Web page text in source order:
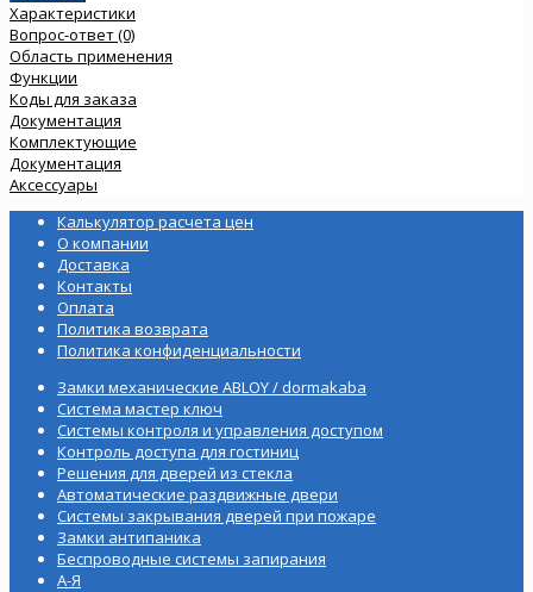
Характеристики
Вопрос-ответ (0)
Область применения
Функции
Коды для заказа
Документация
Комплектующие
Документация
Аксессуары
Калькулятор расчета цен
О компании
Доставка
Контакты
Оплата
Политика возврата
Политика конфиденциальности
Замки механические ABLOY / dormakaba
Система мастер ключ
Системы контроля и управления доступом
Контроль доступа для гостиниц
Решения для дверей из стекла
Автоматические раздвижные двери
Системы закрывания дверей при пожаре
Замки антипаника
Беспроводные системы запирания
А-Я